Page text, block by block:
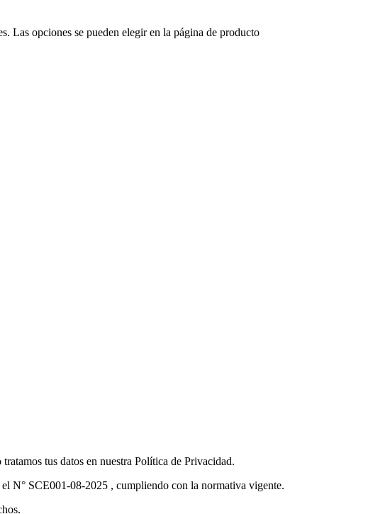
Las opciones se pueden elegir en la página de producto
tus datos en nuestra Política de Privacidad.
N° SCE001-08-2025 , cumpliendo con la normativa vigente.